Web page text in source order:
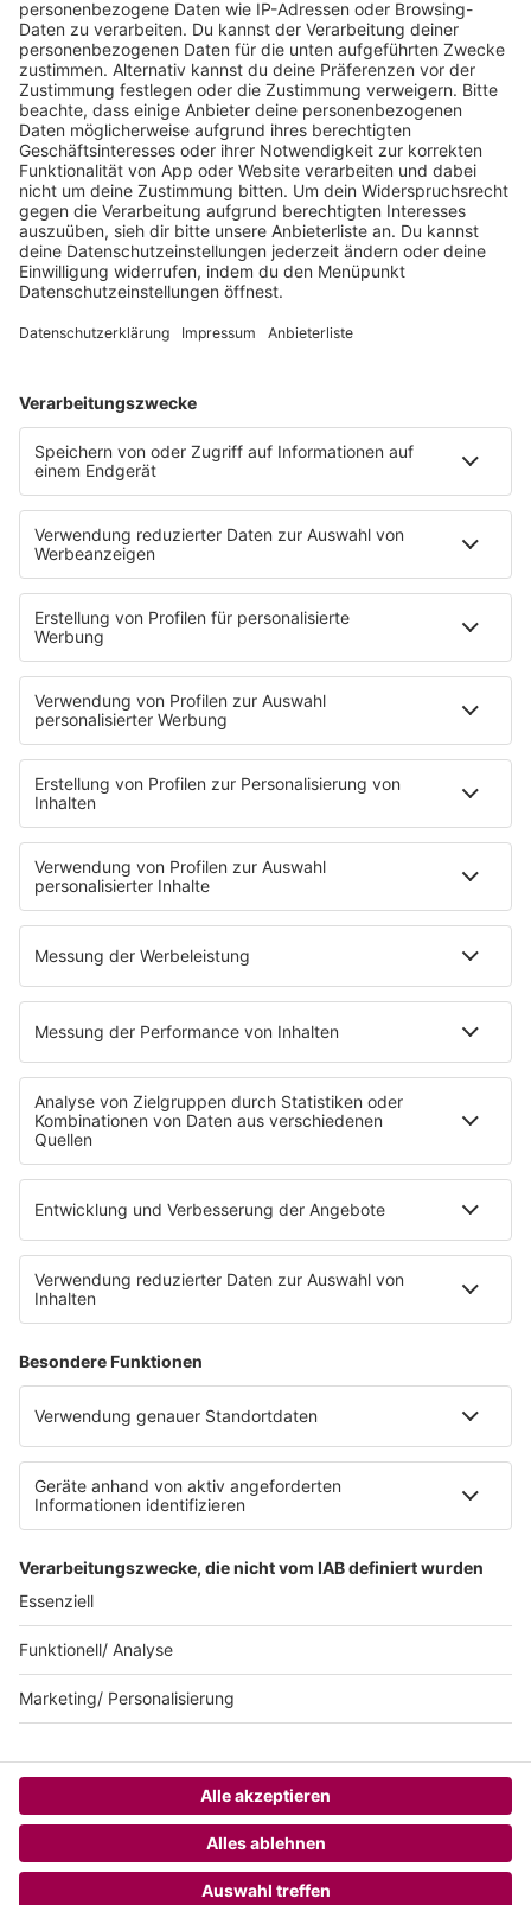
Oakenfold hatte legendäre DJ-Residencies in
Großbritannien, Ibiza und den USA, unter anderem in Las
Vegas, und veröffentlichte Studioalben wieBunkka(2002),
A Lively Mind (2006) undShine On(2022). Mit dem
Jubiläumsprojekt Perfecto 30 feiert er über 30 Jahre
Labelgeschichte durch globale Events, DJ-Sets, Remixes
und neue Veröffentlichungen. Sein Perfecto-Radio-Show
erreicht weiterhin weltweit ein großes Publikum und
festigt seine Stellung als zentrale Figur der
04:00 bis 05:00 Uhr auf SUNSHINE LIVE
HOME
PROGRAMM
Sendeplan
DJs
Playlist
MUSIC
Streams
Album der Woche
News
Highlights
Charts
EVENTS
Kontakt
Newsletter
Empfang
sunshine live App
werben bei SUNSHINE LIVE
SERVICE
Datenschutz
Datenschutzeinstellungen
Datenschutzerklärung zur sunshine live App
Impressum
Teilnahmebedingungen
SUNSHINE LIVE 24/7 ELECTRONIC
© sunshine live / realisiert auf Basis von resc.web, dem CMS von resc.